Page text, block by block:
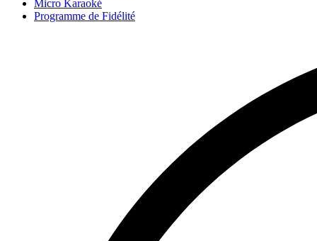
Micro Karaoké
Programme de Fidélité